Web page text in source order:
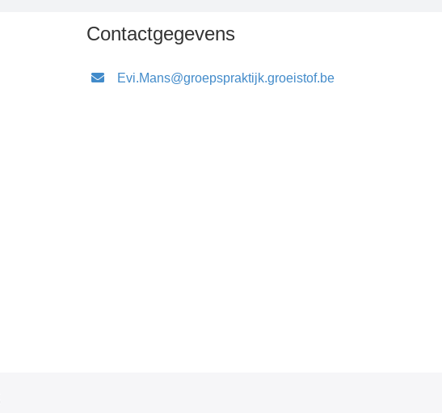
Contactgegevens
Evi.Mans@groepspraktijk.groeistof.be